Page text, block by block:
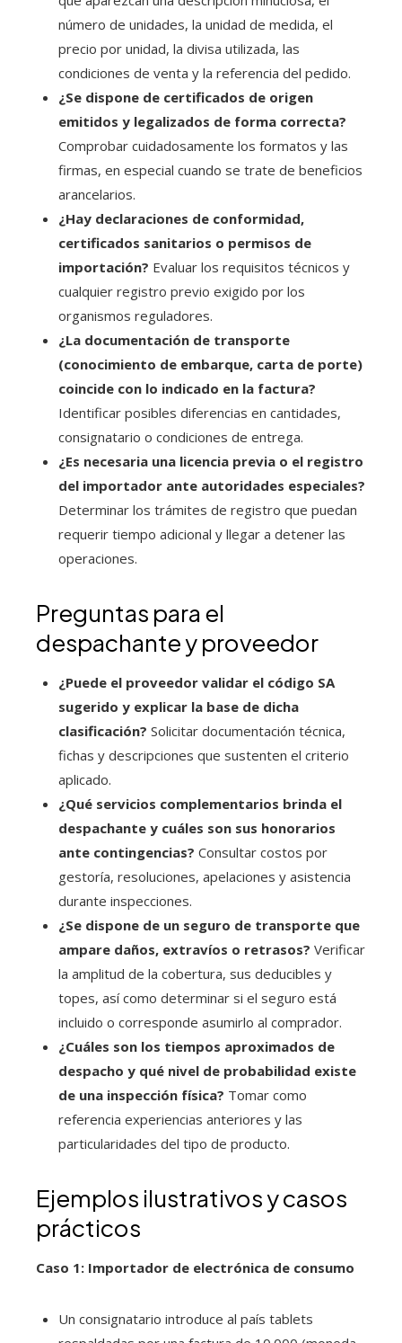
número de unidades, la unidad de medida, el
precio por unidad, la divisa utilizada, las
condiciones de venta y la referencia del pedido.
¿Se dispone de certificados de origen
emitidos y legalizados de forma correcta?
Comprobar cuidadosamente los formatos y las
firmas, en especial cuando se trate de beneficios
arancelarios.
¿Hay declaraciones de conformidad,
certificados sanitarios o permisos de
importación? Evaluar los requisitos técnicos y
cualquier registro previo exigido por los
organismos reguladores.
¿La documentación de transporte
(conocimiento de embarque, carta de porte)
coincide con lo indicado en la factura?
Identificar posibles diferencias en cantidades,
consignatario o condiciones de entrega.
¿Es necesaria una licencia previa o el registro
del importador ante autoridades especiales?
Determinar los trámites de registro que puedan
requerir tiempo adicional y llegar a detener las
operaciones.
Preguntas para el
despachante y proveedor
¿Puede el proveedor validar el código SA
sugerido y explicar la base de dicha
clasificación? Solicitar documentación técnica,
fichas y descripciones que sustenten el criterio
aplicado.
¿Qué servicios complementarios brinda el
despachante y cuáles son sus honorarios
ante contingencias? Consultar costos por
gestoría, resoluciones, apelaciones y asistencia
durante inspecciones.
¿Se dispone de un seguro de transporte que
ampare daños, extravíos o retrasos? Verificar
la amplitud de la cobertura, sus deducibles y
topes, así como determinar si el seguro está
incluido o corresponde asumirlo al comprador.
¿Cuáles son los tiempos aproximados de
despacho y qué nivel de probabilidad existe
de una inspección física? Tomar como
referencia experiencias anteriores y las
particularidades del tipo de producto.
Ejemplos ilustrativos y casos
prácticos
Caso 1: Importador de electrónica de consumo
Un consignatario introduce al país tablets